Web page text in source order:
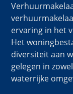
ervaring in het
Het
diversiteit aan
gelegen in
waterrijke